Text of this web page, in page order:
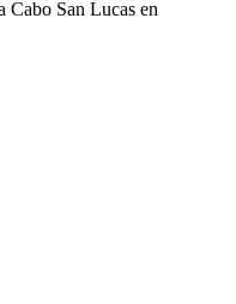
Cabo San Lucas en